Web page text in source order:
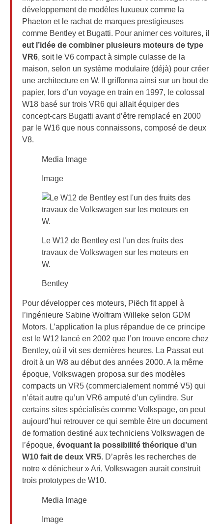
développement de modèles luxueux comme la
Phaeton et le rachat de marques prestigieuses
comme Bentley et Bugatti. Pour animer ces voitures, il
eut l’idée de combiner plusieurs moteurs de type
VR6, soit le V6 compact à simple culasse de la
maison, selon un système modulaire (déjà) pour créer
une architecture en W. Il griffonna ainsi sur un bout de
papier, lors d’un voyage en train en 1997, le colossal
W18 basé sur trois VR6 qui allait équiper des
concept-cars Bugatti avant d’être remplacé en 2000
par le W16 que nous connaissons, composé de deux
V8.
Media Image
Image
Le W12 de Bentley est l’un des fruits des
travaux de Volkswagen sur les moteurs en
W.
Bentley
Pour développer ces moteurs, Piëch fit appel à
l’ingénieure Sabine Wolfram Willeke selon GDM
Motors. L’application la plus répandue de ce principe
est le W12 lancé en 2002 que l’on trouve encore chez
Bentley, où il vit ses dernières heures. La Passat eut
droit à un W8 au début des années 2000. A la même
époque, Volkswagen proposa sur des modèles
compacts un VR5 (commercialement nommé V5) qui
n’était autre qu’un VR6 amputé d’un cylindre. Sur
certains sites spécialisés comme Volkspage, on peut
aujourd’hui retrouver ce qui semble être un document
de formation destiné aux techniciens Volkswagen de
l’époque, évoquant la possibilité théorique d’un
W10 fait de deux VR5. D’après les recherches de
notre « dénicheur » Ari, Volkswagen aurait construit
trois prototypes de W10.
Media Image
Image